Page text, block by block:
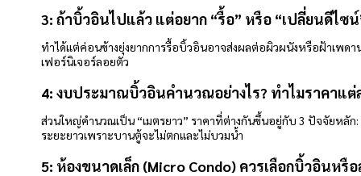
3: ถ้าบิ้วอินไปแล้ว แต่อยาก “รื้อ” หรือ “เปลี่ยนดีไซ
ทำได้แต่ค่อนข้างยุ่งยากการรื้อบิ้วอินอาจส่งผลต่อผิวผนังหรือฝ้าเพด
เฟอร์นิเจอร์ลอยตัว
4: งบประมาณบิ้วอินคำนวณอย่างไร? ทำไมราคาแต่
ส่วนใหญ่คำนวณเป็น “เมตรยาว” ราคาที่ต่างกันขึ้นอยู่กับ 3 ปัจจัยหลั
ระยะยาวเพราะบานตู้จะไม่ตกและไม่บวมน้ำ
5: ห้องขนาดเล็ก (Micro Condo) ควรเลือกบิ้วอินหรื